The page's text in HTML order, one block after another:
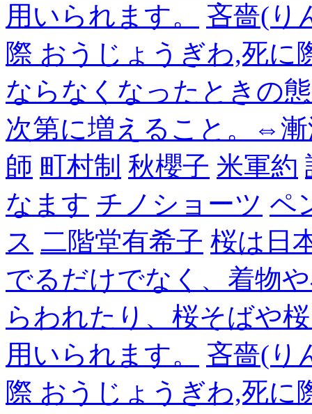
用いられます。
吝嗇(り
際 おうじょうぎわ,死に
ならなくなったときの
次第に増えること。⇔
師 町村制 秋櫻子 米軍約
なます チノショーツ ペ
ス 二階堂有希子 桜は日
でるだけでなく、着物
らわれたり、桜そばや
用いられます。
吝嗇(り
際 おうじょうぎわ,死に